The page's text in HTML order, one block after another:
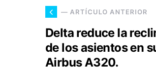
— ARTÍCULO ANTERIOR
Delta reduce la
de los asientos en
Airbus A320.